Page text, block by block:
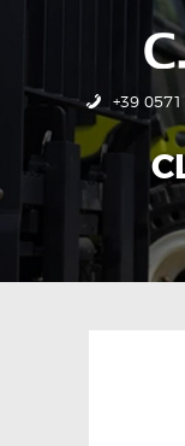
+39
CRM